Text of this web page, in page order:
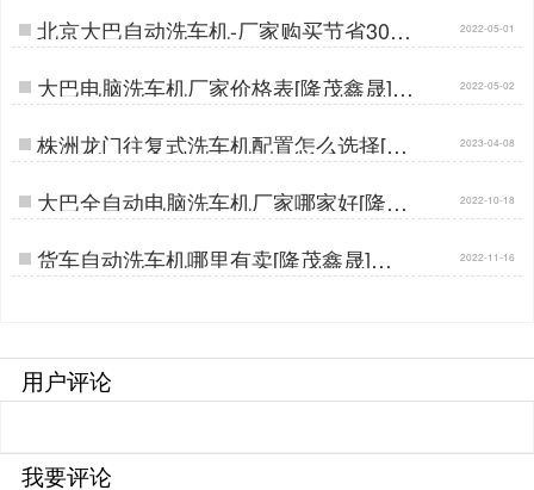
北京大巴自动洗车机-厂家购买节省30%
差价[隆茂鑫晟]…
2022-05-01
大巴电脑洗车机厂家价格表[隆茂鑫晟]… 2022-05-02
株洲龙门往复式洗车机配置怎么选择[隆
茂鑫晟]…
2023-04-08
大巴全自动电脑洗车机厂家哪家好[隆茂
鑫晟]…
2022-10-18
货车自动洗车机哪里有卖[隆茂鑫晟]… 2022-11-16
用户评论
我要评论